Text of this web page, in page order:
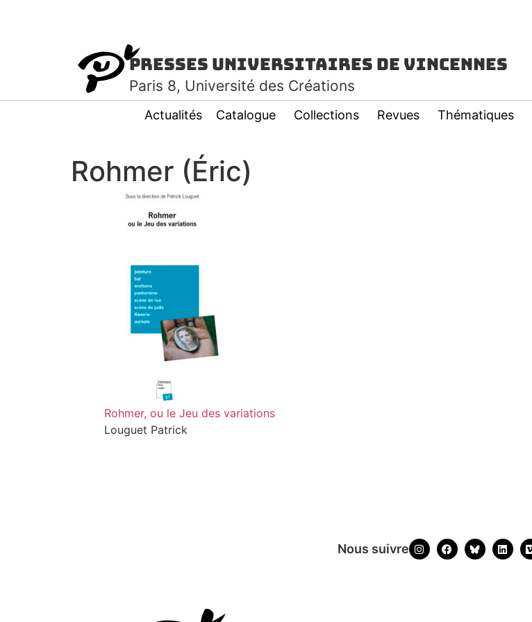
Presses Universitaires de Vincennes
Paris 8, Université des Créations
Actualités Catalogue Collections Revues Thématiques
Rohmer (Éric)
Rohmer, ou le Jeu des variations
Louguet Patrick
Nous suivre